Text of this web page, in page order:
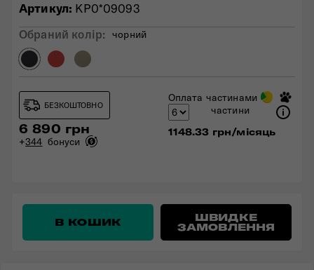
Артикул: KP0*09093
Обраний колiр: чорний
БЕЗКОШТОВНО
6 890 грн
+344 бонуси
Оплата частинами
частини
1148.33 грн/місяць
В КОШИК ШВИДКЕ
ЗАМОВЛЕННЯ